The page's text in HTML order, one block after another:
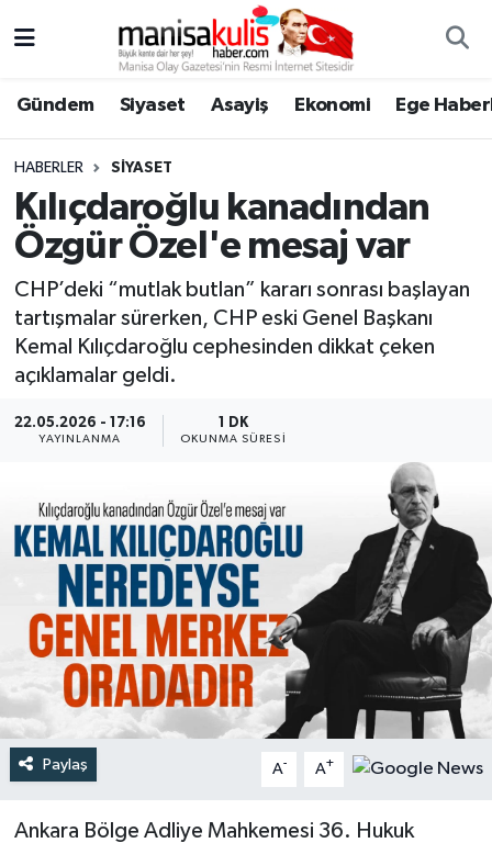
Gündem Siyaset Asayiş Ekonomi Ege
HABERLER SIYASET
Kılıçdaroğlu kanadından
Özgür Özel'e mesaj var
CHP’deki “mutlak butlan” kararı sonrası başlayan
tartışmalar sürerken, CHP eski Genel Başkanı
Kemal Kılıçdaroğlu cephesinden dikkat çeken
açıklamalar geldi.
22.05.2026 - 17:16
YAYINLANMA
1 DK
OKUNMA SÜRESI
Paylaş A- A+
Ankara Bölge Adliye Mahkemesi 36. Hukuk
Ege Haberleri
Ekonomi
Genel
Gündem
Resmi İlan
Siyaset
Türkiye
Yaşam
Yunusemre Hava Durumu
Yunusemre Trafik Yoğunluk Haritası
Süper Lig Puan Durumu ve Fikstür
Tüm Manşetler
Son Dakika Haberleri
Haber Arşivi